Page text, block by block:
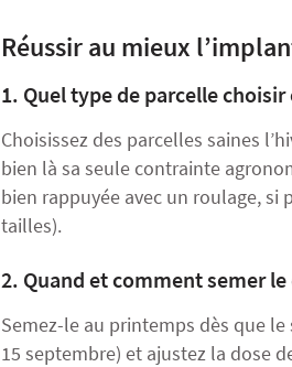
Réussir au mieux
1. Quel type de parcelle
Choisissez des parcelles saines
bien là sa seule contrainte
bien rappuyée avec un roulage, si
tailles).
2. Quand et comment semer le
Semez-le au printemps dès que
15 septembre) et ajustez la dose